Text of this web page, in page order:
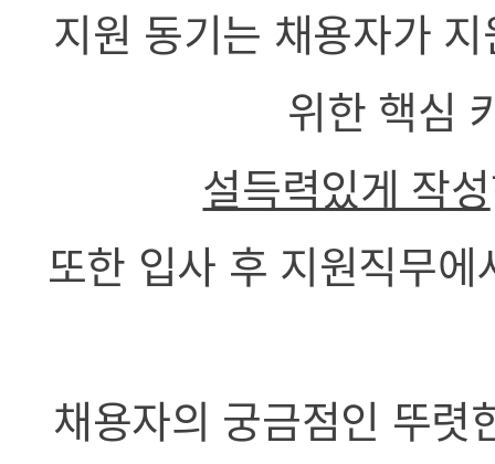
지원 동기는 채용자가
위한 핵심
설득력있게 작성
또한 입사 후 지원직무
채용자의 궁금점인 뚜렷